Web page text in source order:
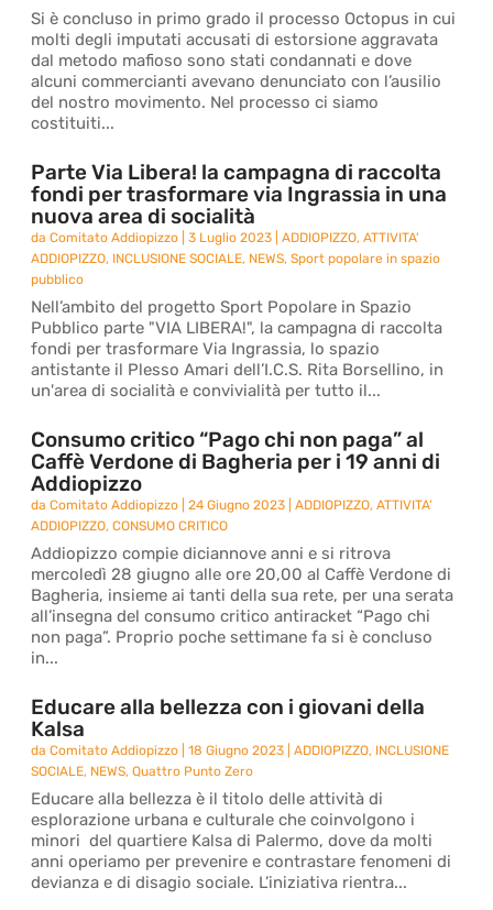
Si è concluso in primo grado il processo Octopus in cui
molti degli imputati accusati di estorsione aggravata
dal metodo mafioso sono stati condannati e dove
alcuni commercianti avevano denunciato con l’ausilio
del nostro movimento. Nel processo ci siamo
costituiti...
Parte Via Libera! la campagna di raccolta
fondi per trasformare via Ingrassia in una
nuova area di socialità
daComitato Addiopizzo |3 Luglio 2023 |ADDIOPIZZO,ATTIVITA'
ADDIOPIZZO, INCLUSIONE SOCIALE, NEWS,Sport popolare in spazio
pubblico
Nell’ambito del progetto Sport Popolare in Spazio
Pubblico parte "VIA LIBERA!", la campagna di raccolta
fondi per trasformare Via Ingrassia, lo spazio
antistante il Plesso Amari dell’I.C.S. Rita Borsellino, in
un'area di socialità e convivialità per tutto il...
Consumo critico “Pago chi non paga” al
Caffè Verdone di Bagheria per i 19 anni di
Addiopizzo
daComitato Addiopizzo |24 Giugno 2023 |ADDIOPIZZO,ATTIVITA'
ADDIOPIZZO,CONSUMO CRITICO
Addiopizzo compie diciannove anni e si ritrova
mercoledì 28 giugno alle ore 20,00 al Caffè Verdone di
Bagheria, insieme ai tanti della sua rete, per una serata
all’insegna del consumo critico antiracket “Pago chi
non paga”. Proprio poche settimane fa si è concluso
in...
Educare alla bellezza con i giovani della
Kalsa
daComitato Addiopizzo |18 Giugno 2023 |ADDIOPIZZO, INCLUSIONE
SOCIALE, NEWS,Quattro Punto Zero
Educare alla bellezza è il titolo delle attività di
esplorazione urbana e culturale che coinvolgono i
minori del quartiere Kalsa di Palermo, dove da molti
anni operiamo per prevenire e contrastare fenomeni di
devianza e di disagio sociale. L’iniziativa rientra...